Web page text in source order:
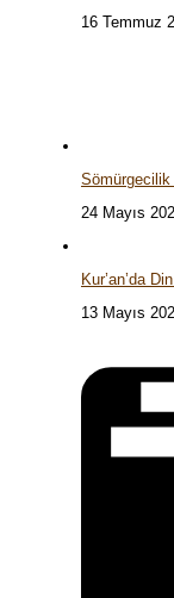
16 Temmuz
24 Mayıs
Kur’an’da
13 Mayıs